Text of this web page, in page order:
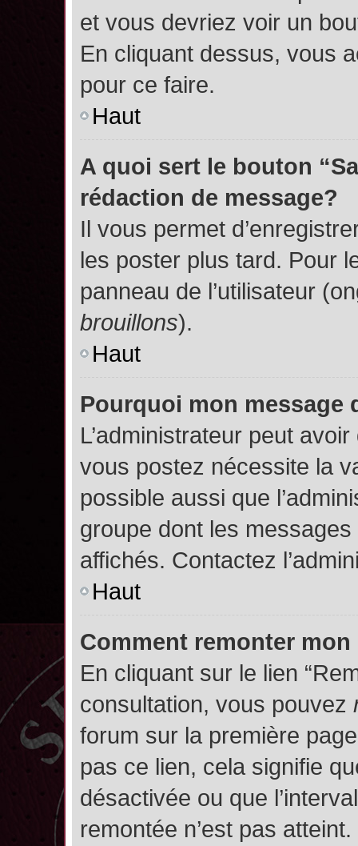
et vous devriez voir un
En cliquant dessus, vous
pour ce faire.
Haut
A quoi sert le bouton
rédaction de message?
Il vous permet
les poster plus tard. Pour
panneau de l’utilisateur
brouillons).
Haut
Pourquoi mon message
L’administrateur peut
vous postez nécessite la
possible aussi que
groupe dont les
affichés. Contactez
Haut
Comment remonter
En cliquant sur le lien
consultation, vous pouvez
forum sur la première
pas ce lien, cela signifie
désactivée ou que
remontée n’est pas